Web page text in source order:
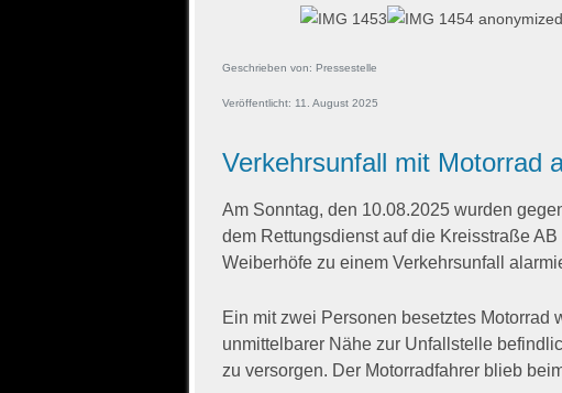
Geschrieben von: Pressestelle
Veröffentlicht: 11. August 2025
Verkehrsunfall mit Motorrad
Am Sonntag, den 10.08.2025 wurden
dem Rettungsdienst auf die Kreisstraße
Weiberhöfe zu einem Verkehrsunfall
Ein mit zwei Personen besetztes
unmittelbarer Nähe zur Unfallstelle
zu versorgen. Der Motorradfahrer blieb